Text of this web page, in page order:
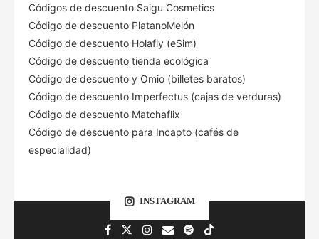
Códigos de descuento Saigu Cosmetics
Código de descuento PlatanoMelón
Código de descuento Holafly (eSim)
Código de descuento tienda ecológica
Código de descuento y Omio (billetes baratos)
Código de descuento Imperfectus (cajas de verduras)
Código de descuento Matchaflix
Código de descuento para Incapto (cafés de
especialidad)
INSTAGRAM